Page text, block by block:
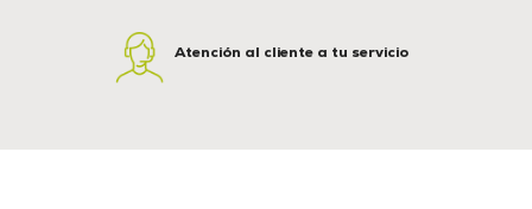
Atención al cliente a tu servicio